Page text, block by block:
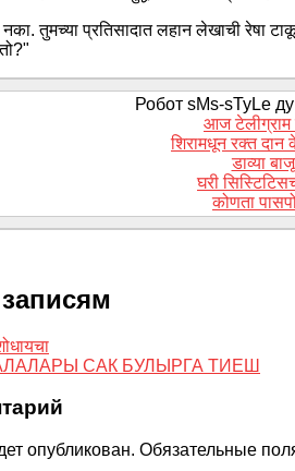
तुमच्या प्रतिसादात लहान लेखाची रेषा
Робот sMs-sTyLe
आज टेलीग्राम
शिरामधून रक्त
डाव्या
घरी
कोणता
САК БУЛЫРГА ТИЕШ
опубликован. Обязательные